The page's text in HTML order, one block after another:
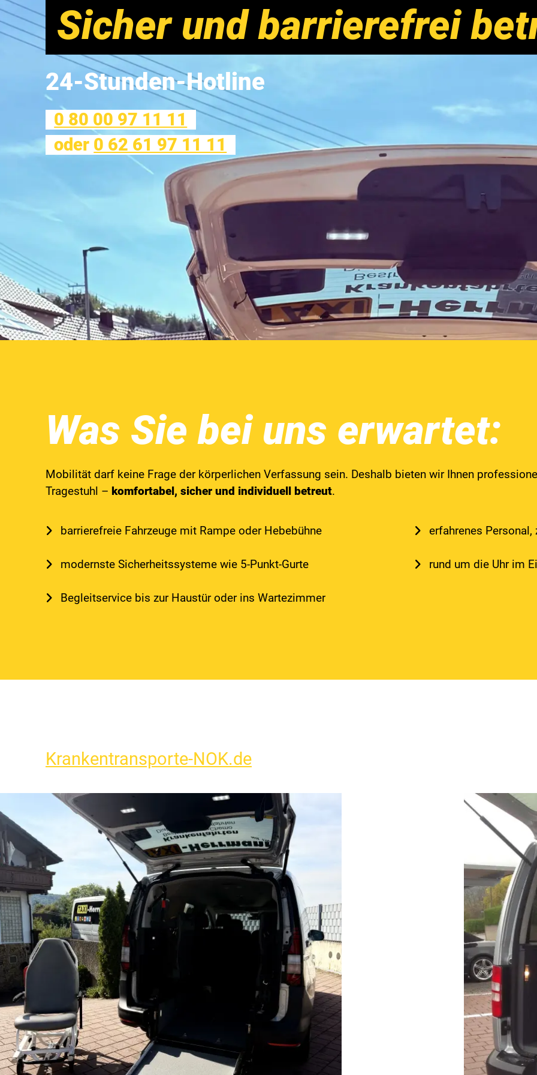
Sicher und barrierefrei
24-Stunden-Hotline
0 80 00 97 11 11
oder 0 62 61 97 11 11
Was Sie bei uns erwartet:
Mobilität darf keine Frage der körperlichen Verfassung sein. Deshalb bieten wir Ihnen
Tragestuhl – komfortabel, sicher und individuell betreut.
barrierefreie Fahrzeuge mit Rampe oder Hebebühne
modernste Sicherheitssysteme wie 5-Punkt-Gurte
Begleitservice bis zur Haustür oder ins Wartezimmer
erfahrenes
rund um die Uhr im
Krankentransporte-NOK.de